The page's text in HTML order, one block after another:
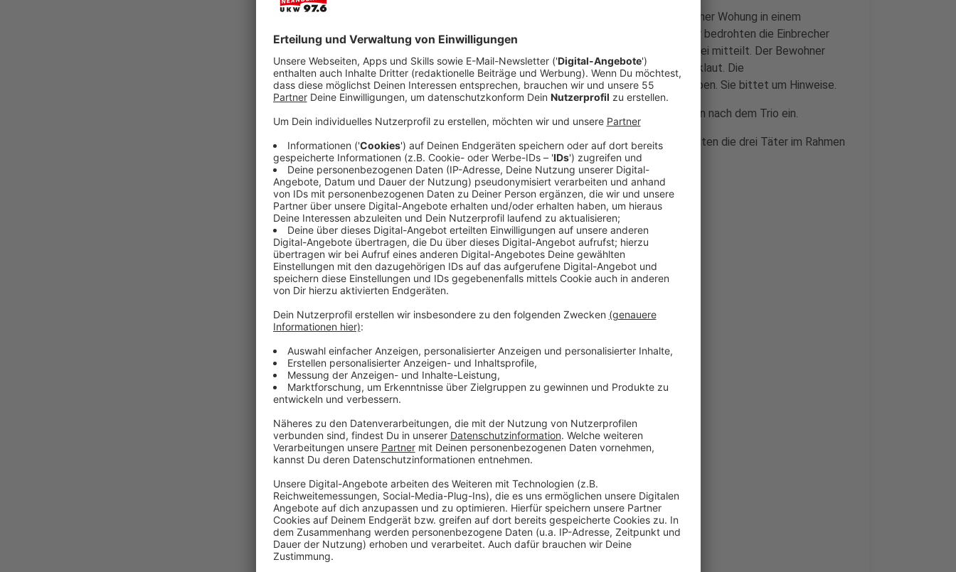
Gegen viertel nach sechs (18:15 Uhr) haben drei Männer die Tür einer Wohung in einem
Mehrfamilienhaus an der Amselstraße eingetreten. Den Bewohner bedrohten die Einbrecher
dann mit einer Schusswaffe und einem Schlagstock, wie die Polizei mitteilt. Der Bewohner
blieb unverletzt; die Einbrecher haben ihm lediglich sein Handy geklaut. Die
Fahndungsmaßnahmen der Polizei sind bislang ohne Erfolg geblieben. Sie bittet um Hinweise.
Die Polizei leitete umgehend umfangreiche Fahndungsmaßnahmen nach dem Trio ein.
Hierbei setzte sie auch einen Polizeihubschrauber ein. Leider konnten die drei Täter im Rahmen
der Fahndung jedoch nicht mehr angetroffen werden.
Zu ihnen liegen die folgenden Beschreibungen vor:
Erster Täter:
- etwa 1,75 bis 1,80 Meter groß
- circa 20 bis 25 Jahre alt
- trug ein schwarzes Oberteil mit roten Streifen, eine schwarze
- führte eine schwarze, älter wirkende Schusswaffe mit sich